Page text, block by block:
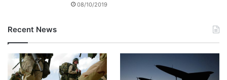
08/10/2019
Recent News